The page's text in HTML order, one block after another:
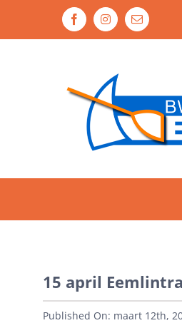
FacebookInstagram
E-
mail
15 april
Published On: maart 12th,